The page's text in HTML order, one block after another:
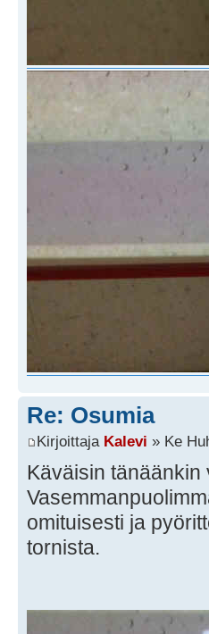
Re: Osumia
Kirjoittaja Kalevi » Ke
Käväisin
omituisesti ja
tornista.